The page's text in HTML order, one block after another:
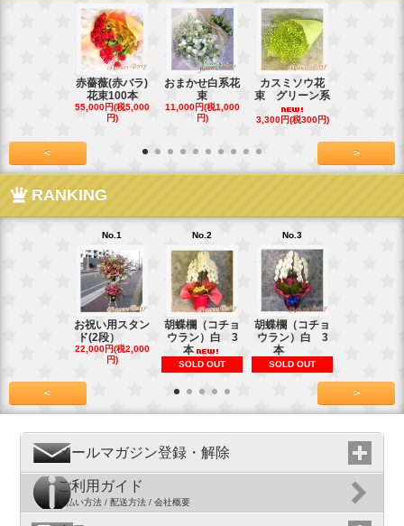
赤薔薇(赤バラ)
花束100本
55,000円(税5,000
円)
おまかせ白系花
束
11,000円(税1,000
円)
カスミソウ花
束 グリーン系
3,300円(税300円)
< >
RANKING
No.1
お祝い用スタン
ド(2段）
22,000円(税2,000
円)
No.2
胡蝶欄（コチョ
ウラン）白 3
本
SOLD OUT
No.3
胡蝶欄（コチョ
ウラン）白 3
本
SOLD OUT
< >
メールマガジン登録・解除
ご利用ガイド
支払い方法 / 配送方法 / 会社概要